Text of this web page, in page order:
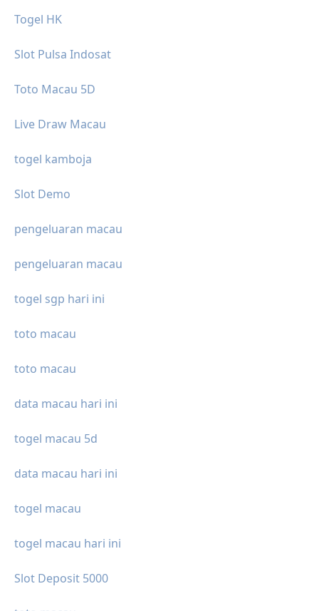
Togel HK
Slot Pulsa Indosat
Toto Macau 5D
Live Draw Macau
togel kamboja
Slot Demo
pengeluaran macau
pengeluaran macau
togel sgp hari ini
toto macau
toto macau
data macau hari ini
togel macau 5d
data macau hari ini
togel macau
togel macau hari ini
Slot Deposit 5000